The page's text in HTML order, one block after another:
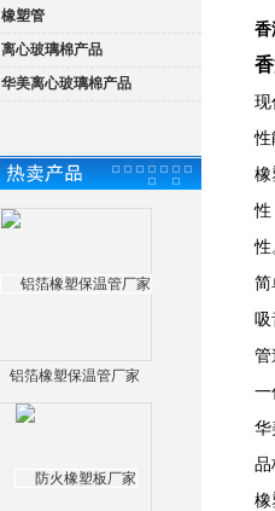
橡塑管
离心玻璃棉产品
华美离心玻璃棉产品
铝箔橡塑保温管厂家
香
现
性
橡
性
性
简
吸
管
一
华
品
橡